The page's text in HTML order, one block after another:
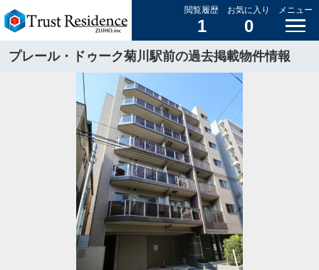
閲覧履歴
1
お気に入り
0
メニュー
プレール・ドゥーク菊川駅前の過去掲載物件情報